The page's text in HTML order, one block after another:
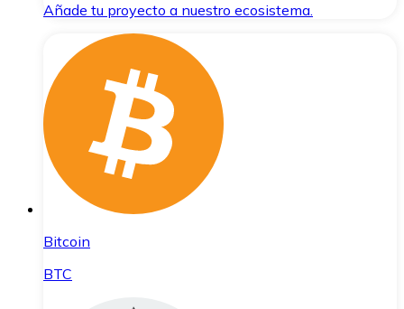
Añade tu proyecto a nuestro ecosistema.
Bitcoin
BTC